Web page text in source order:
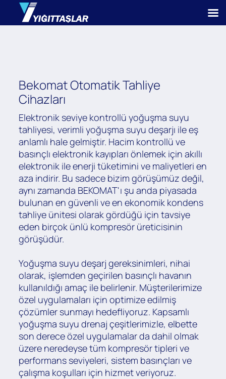
Bekomat Otomatik Tahliye
Cihazları
Elektronik seviye kontrollü yoğuşma suyu
tahliyesi, verimli yoğuşma suyu deşarjı ile eş
anlamlı hale gelmiştir. Hacim kontrollü ve
basınçlı elektronik kayıpları önlemek için akıllı
elektronik ile enerji tüketimini ve maliyetleri en
aza indirir. Bu sadece bizim görüşümüz değil,
aynı zamanda BEKOMAT'ı şu anda piyasada
bulunan en güvenli ve en ekonomik kondens
tahliye ünitesi olarak gördüğü için tavsiye
eden birçok ünlü kompresör üreticisinin
görüşüdür.
Yoğuşma suyu deşarj gereksinimleri, nihai
olarak, işlemden geçirilen basınçlı havanın
kullanıldığı amaç ile belirlenir. Müşterilerimize
özel uygulamaları için optimize edilmiş
çözümler sunmayı hedefliyoruz. Kapsamlı
yoğuşma suyu drenaj çeşitlerimizle, elbette
son derece özel uygulamalar da dahil olmak
üzere neredeyse tüm kompresör tipleri ve
performans seviyeleri, sistem basınçları ve
çalışma koşulları için hizmet veriyoruz.